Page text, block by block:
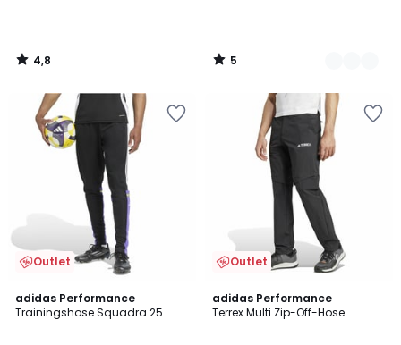
4,8
/
5
/
Outlet
adidas Performance
Trainingshose Squadra 25
4,7
/ 5
Outlet
adidas Performance
Terrex Multi Zip-Off-Hose
4,5
/ 5